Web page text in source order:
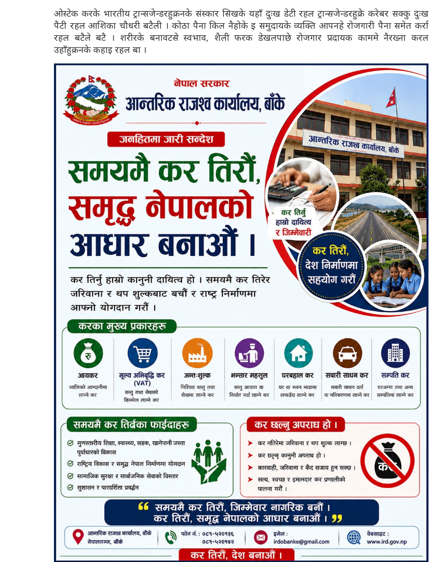
ओस्टेक करके भारतीय ट्रान्सजेन्डरहुक्रनके संस्कार सिखके यहाँ दुःख डेटी रहल ट्रान्सजेन्डरहुक्रे करेबर सक्कु दुःख
पैटी रहल आशिका चौधरी बटैली । कोठा पैना किल नैहोके इ समुदायके व्यक्ति आपनहे रोजगारी पैना समेत कर्रा
रहल बटैले बटै । शरीरके बनावटसे स्वभाव, शैली फरक डेखलपाछे रोजगार प्रदायक काममे नैरख्ना करल
उहाँहुक्रनके कहाइ रहल बा ।